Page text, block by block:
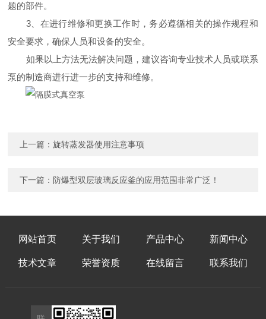
题的部件。
3、在进行维修和更换工作时，务必遵循相关的操作规程和
安全要求，确保人员和设备的安全。
如果以上方法无法解决问题，建议咨询专业技术人员或联系
泵的制造商进行进一步的支持和维修。
上一篇：旋转蒸发器使用注意事项
下一篇： 防爆型双层玻璃反应釜的应用范围非常广泛！
网站首页 关于我们 产品中心 新闻中心
技术文章 荣誉资质 在线留言 联系我们